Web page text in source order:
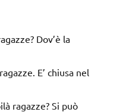
Dov’è la
E’ chiusa nel
ragazze? Si può